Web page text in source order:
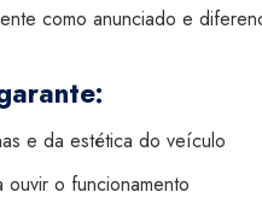
como anunciado e
e da estética do veículo
o funcionamento